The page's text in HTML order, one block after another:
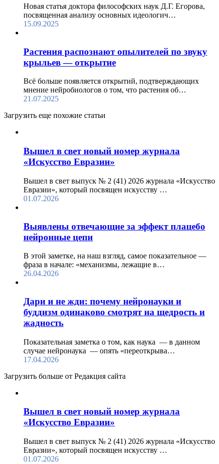
Новая статья доктора философских наук Д.Г. Егорова,
посвященная анализу основных идеологич…
15.09.2025
Растения распознают опылителей по звуку
крыльев — открытие
Всё больше появляется открытий, подтверждающих
мнение нейробиологов о том, что растения об…
21.07.2025
Загрузить еще похожие статьи
Вышел в свет новый номер журнала
«Искусство Евразии»
Вышел в свет выпуск № 2 (41) 2026 журнала «Искусство
Евразии», который посвящен искусству …
01.07.2026
Выявлены отвечающие за эффект плацебо
нейронные цепи
В этой заметке, на наш взгляд, самое показательное —
фраза в начале: «механизмы, лежащие в…
26.04.2026
Дари и не жди: почему нейронауки и
буддизм одинаково смотрят на щедрость и
жадность
Показательная заметка о том, как наука — в данном
случае нейронаука — опять «переоткрыва…
17.04.2026
Загрузить больше от Редакция cайта
Вышел в свет новый номер журнала
«Искусство Евразии»
Вышел в свет выпуск № 2 (41) 2026 журнала «Искусство
Евразии», который посвящен искусству …
01.07.2026